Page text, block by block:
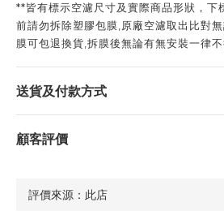
**皆有標示空濾尺寸及實際商品形狀，下
前請勿拆除塑膠包膜,原廠空濾取出比對
膜可包退換貨,拆膜後無論有無安裝一律
送貨及付款方式
顧客評價